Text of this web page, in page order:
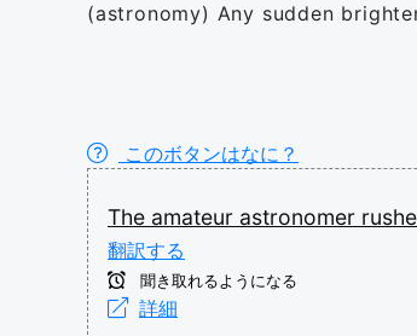
(astronomy) Any sudden
このボタンはなに？
The amateur astronomer
翻訳する
聞き取れるようになる
詳細